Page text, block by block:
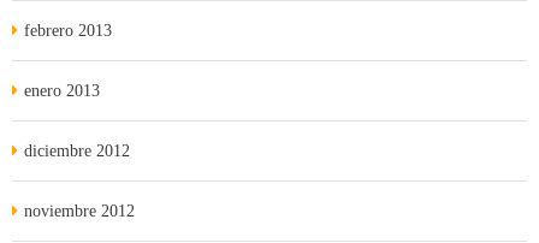
febrero 2013
enero 2013
diciembre 2012
noviembre 2012